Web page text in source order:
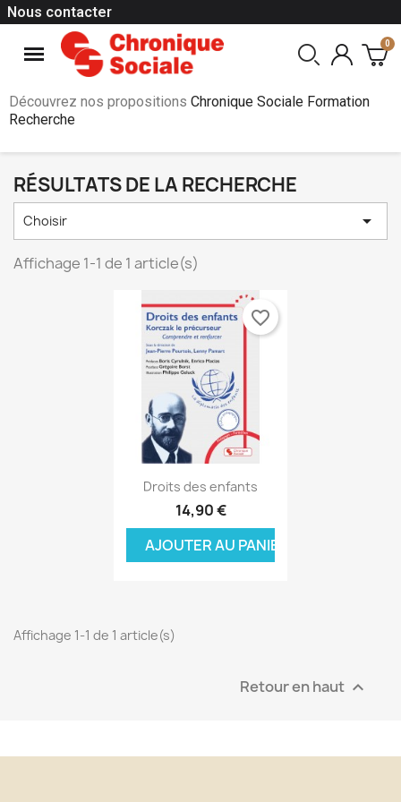
Nous contacter
Découvrez nos propositions Chronique Sociale Formation
Recherche
RÉSULTATS DE LA RECHERCHE
Choisir 
Affichage 1-1 de 1 article(s)
Aperçu rapide
Droits des enfants
14,90 €
AJOUTER AU PANIER
favorite_border
Affichage 1-1 de 1 article(s)
Retour en haut 